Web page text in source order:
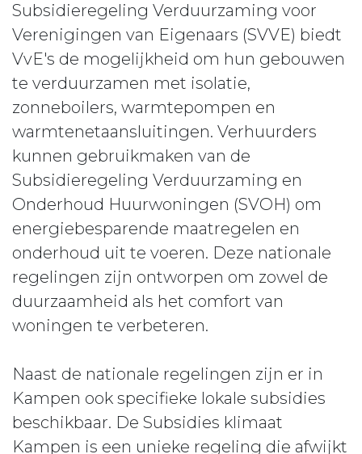
Subsidieregeling Verduurzaming voor
Verenigingen van Eigenaars (SVVE) biedt
VvE's de mogelijkheid om hun gebouwen
te verduurzamen met isolatie,
zonneboilers, warmtepompen en
warmtenetaansluitingen. Verhuurders
kunnen gebruikmaken van de
Subsidieregeling Verduurzaming en
Onderhoud Huurwoningen (SVOH) om
energiebesparende maatregelen en
onderhoud uit te voeren. Deze nationale
regelingen zijn ontworpen om zowel de
duurzaamheid als het comfort van
woningen te verbeteren.
Naast de nationale regelingen zijn er in
Kampen ook specifieke lokale subsidies
beschikbaar. De Subsidies klimaat
Kampen is een unieke regeling die afwijkt